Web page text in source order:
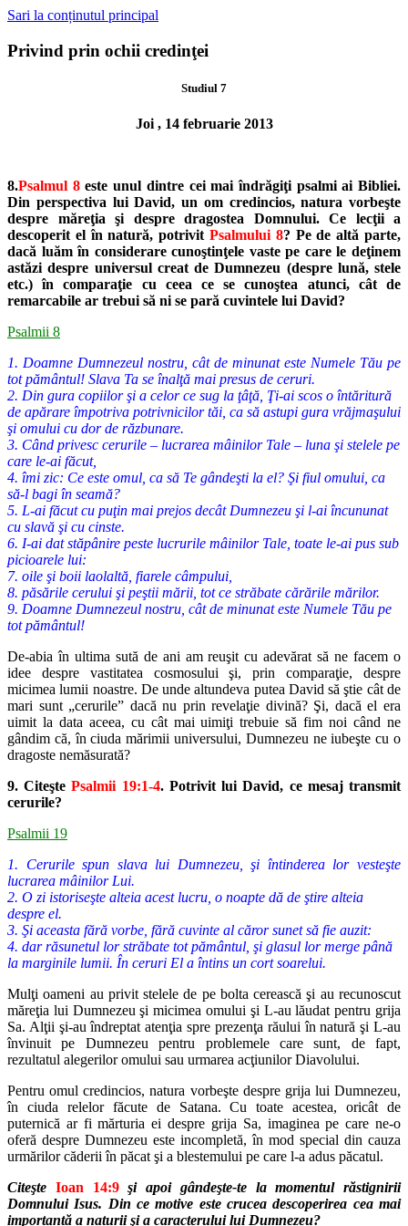
Sari la conținutul principal
Privind prin ochii credinţei
Studiul 7
Joi , 14 februarie 2013
8.Psalmul 8este unul dintre cei mai îndrăgiţi psalmi ai Bibliei.
Din perspectiva lui David, un om credincios, natura vorbeşte
despre măreţia şi despre dragostea Domnului. Ce lecţii a
descoperit el în natură, potrivit Psalmului 8? Pe de altă parte,
dacă luăm în considerare cunoştinţele vaste pe care le deţinem
astăzi despre universul creat de Dumnezeu (despre lună, stele
etc.) în comparaţie cu ceea ce se cunoştea atunci, cât de
remarcabile ar trebui să ni se pară cuvintele lui David?
Psalmii 8
1. Doamne Dumnezeul nostru, cât de minunat este Numele Tău pe
tot pământul! Slava Ta se înalţă mai presus de ceruri.
2. Din gura copiilor şi a celor ce sug la ţâţă, Ţi-ai scos o întăritură
de apărare împotriva potrivnicilor tăi, ca să astupi gura vrăjmaşului
şi omului cu dor de răzbunare.
3. Când privesc cerurile – lucrarea mâinilor Tale – luna şi stelele pe
care le-ai făcut,
4. îmi zic: Ce este omul, ca să Te gândeşti la el? Şi fiul omului, ca
să-l bagi în seamă?
5. L-ai făcut cu puţin mai prejos decât Dumnezeu şi l-ai încununat
cu slavă şi cu cinste.
6. I-ai dat stăpânire peste lucrurile mâinilor Tale, toate le-ai pus sub
picioarele lui:
7. oile şi boii laolaltă, fiarele câmpului,
8. păsările cerului şi peştii mării, tot ce străbate cărările mărilor.
9. Doamne Dumnezeul nostru, cât de minunat este Numele Tău pe
tot pământul!
De-abia în ultima sută de ani am reuşit cu adevărat să ne facem o
idee despre vastitatea cosmosului şi, prin comparaţie, despre
micimea lumii noastre. De unde altundeva putea David să ştie cât de
mari sunt „cerurile” dacă nu prin revelaţie divină? Şi, dacă el era
uimit la data aceea, cu cât maiuimiţi trebuie să fim noi când ne
gândim că, în ciuda mărimii universului, Dumnezeu ne iubeşte cu o
dragoste nemăsurată?
9. CiteştePsalmii 19:1-4. Potrivit lui David, ce mesaj transmit
cerurile?
Psalmii 19
1. Cerurile spun slava lui Dumnezeu, şi întinderea lor vesteşte
lucrarea mâinilor Lui.
2. O zi istoriseşte alteia acest lucru, o noapte dă de ştire alteia
despre el.
3. Şi aceasta fără vorbe, fără cuvinte al căror sunet să fie auzit:
4. dar răsunetul lor străbate tot pământul, şi glasul lor merge până
la marginile lumii. În ceruri El a întins un cort soarelui.
Mulţi oameni au privit stelele de pe bolta cerească şi au recunoscut
măreţia lui Dumnezeu şi micimea omului şi L-au lăudat pentru grija
Sa. Alţii şi-au îndreptat atenţia spre prezenţa răului în natură şi L-au
învinuitpe Dumnezeu pentru problemele care sunt, de fapt,
rezultatul alegeriloromului sau urmarea acţiunilor Diavolului.
Pentru omul credincios, natura vorbeşte despre grija lui Dumnezeu,
în ciuda relelor făcute de Satana. Cu toate acestea, oricât de
puternică ar fimărturia ei despre grija Sa, imaginea pe care ne-o
oferă despre Dumnezeu este incompletă, în mod special din cauza
urmărilor căderii în păcat şi a blestemului pe care l-a adus păcatul.
Citeşte Ioan 14:9şi apoi gândeşte-te la momentul răstignirii
Domnului Isus. Din ce motive este crucea descoperirea cea mai
importantă a naturii şi a caracterului lui Dumnezeu?